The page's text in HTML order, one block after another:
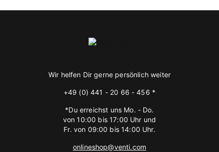
Wir helfen Dir gerne persönlich weiter
+49 (0) 441 - 20 66 - 456 *
*Du erreichst uns Mo. - Do.
von 10:00 bis 17:00 Uhr und
Fr. von 09:00 bis 14:00 Uhr.
onlineshop@venti.com